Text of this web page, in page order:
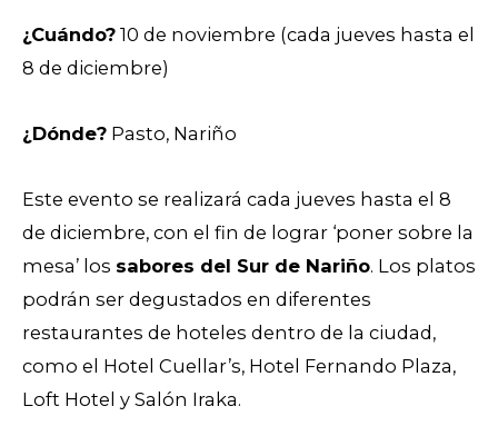
¿Cuándo? 10 de noviembre (cada jueves hasta el
8 de diciembre)
¿Dónde? Pasto, Nariño
Este evento se realizará cada jueves hasta el 8
de diciembre, con el fin de lograr ‘poner sobre la
mesa’ los sabores del Sur de Nariño. Los platos
podrán ser degustados en diferentes
restaurantes de hoteles dentro de la ciudad,
como el Hotel Cuellar’s, Hotel Fernando Plaza,
Loft Hotel y Salón Iraka.